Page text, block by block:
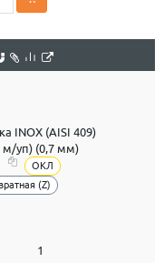
INOX (AISI 409)
м/уп) (0,7 мм)
ОКЛ
(Z)
1